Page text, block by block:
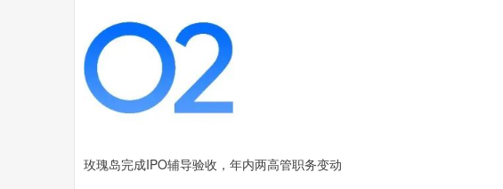
玫瑰岛完成IPO辅导验收，年内两高管职务变动